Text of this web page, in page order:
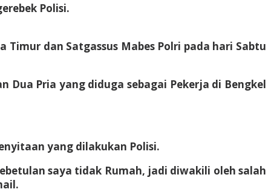
Polisi.
dan Satgassus Mabes Polri pada hari Sabtu
Dua Pria yang diduga sebagai Pekerja di Bengkel
yang dilakukan Polisi.
saya tidak Rumah, jadi diwakili oleh salah